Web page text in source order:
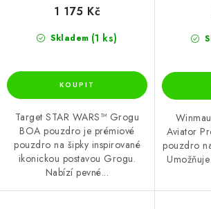
Skladem (1 ks)
1 175 Kč
Target STAR WARS™ Grogu
BOA pouzdro je prémiové
pouzdro na šipky inspirované
ikonickou postavou Grogu.
Nabízí pevné...
Aviator
pouzdro